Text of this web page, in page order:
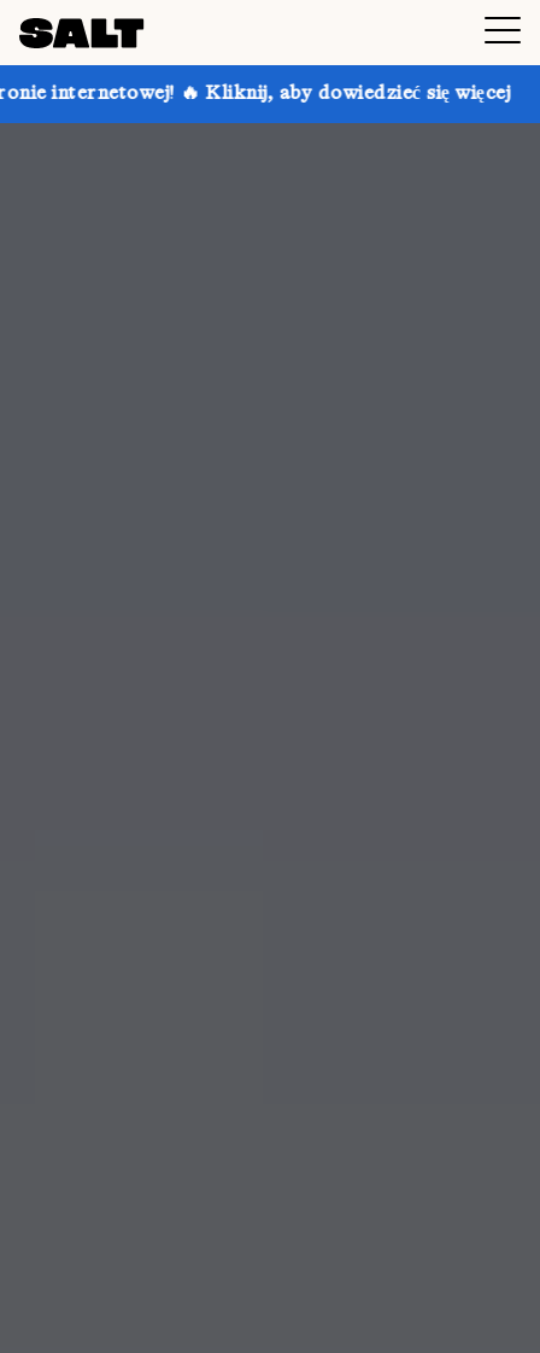
aby dowiedzieć się więcej Skorzystaj z